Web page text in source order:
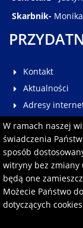
W ramach naszej
świadczenia
sposób
witryny bez zmiany
będą one
Możecie Państwo
dotyczących
Skarbnik-
Kontakt
Aktualności
Adresy
Galeria
Multimedia
Pomoc
Redakcja
Formularz
Polityka